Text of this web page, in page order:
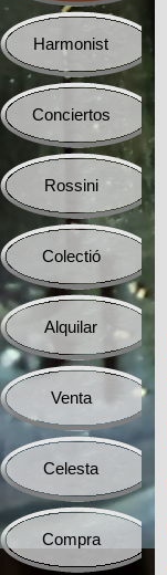
Harmonist
Conciertos
Rossini
Colectió
Alquilar
Venta
Celesta
Compra